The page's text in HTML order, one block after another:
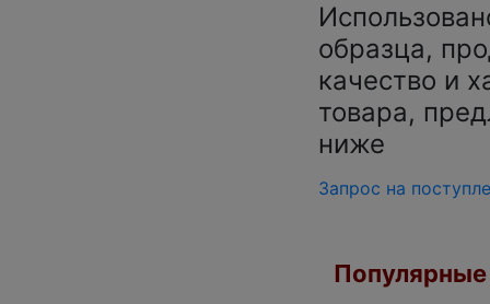
образца,
качество и
товара,
ниже
Запрос на